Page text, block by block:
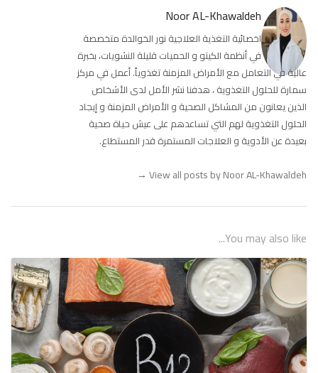
Noor AL-Khawaldeh
اخصائية التغذية العلاجية نور الخوالدة متخصصة
في أنظمة الكيتو و الحميات قليلة النشويات، بخبرة
عالية في التعامل مع الأمراض المزمنة تغذوياً. أعمل في مركز
سمارة للحلول التغذوية ، هدفنا نشر الأمل لدى الأشخاص
الذين يعانون من المشاكل الصحية و الأمراض المزمنة و إيجاد
الحلول التغذوية لهم التي تساعدهم على عيش حياة صحية
بعيدة عن الأدوية و العلاجات المستمرة قدر المستطاع.
View all posts by Noor AL-Khawaldeh
→
You may also like...